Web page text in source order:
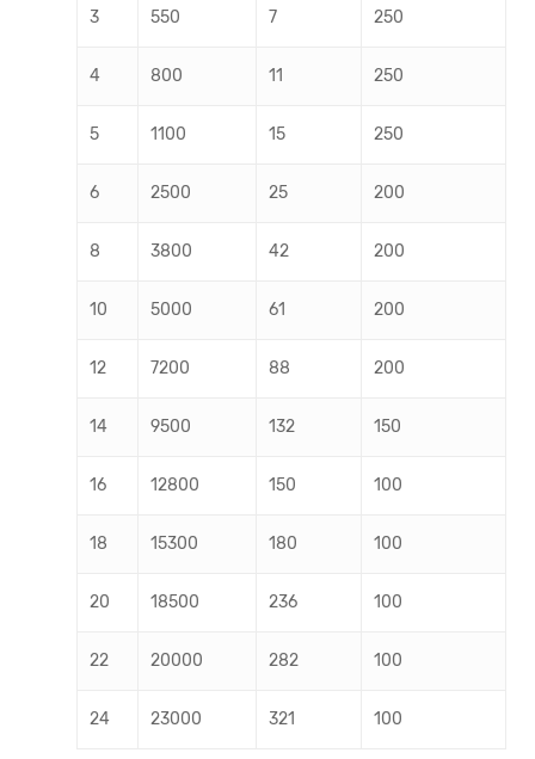
3 550 7 250
4 800 11 250
5 1100 15 250
6 2500 25 200
8 3800 42 200
10 5000 61 200
12 7200 88 200
14 9500 132 150
16 12800 150 100
18 15300 180 100
20 18500 236 100
22 20000 282 100
24 23000 321 100